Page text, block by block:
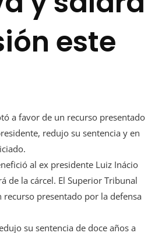
este
a favor de un recurso presentado
redujo su sentencia y en
al ex presidente Luiz Inácio
de la cárcel. El Superior Tribunal
recurso presentado por la defensa
su sentencia de doce años a